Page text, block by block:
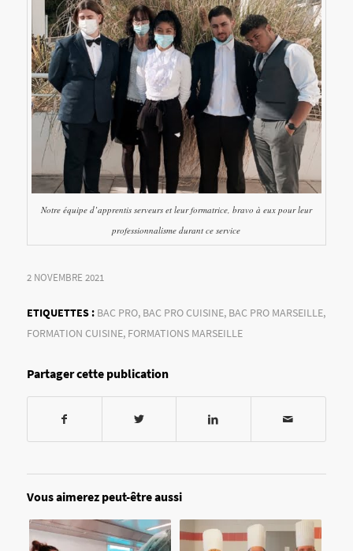
Notre équipe d’apprentis serveurs et leur formatrice, bravo à eux pour leur
professionnalisme durant ce service
2 NOVEMBRE 2021
ETIQUETTES : BAC PRO, BAC PRO CUISINE, BAC PRO MARSEILLE,
FORMATION CUISINE, FORMATIONS MARSEILLE
Partager cette publication
Vous aimerez peut-être aussi